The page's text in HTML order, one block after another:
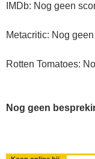
IMDb: Nog geen
Metacritic: Nog
Rotten Tomatoes:
Nog geen